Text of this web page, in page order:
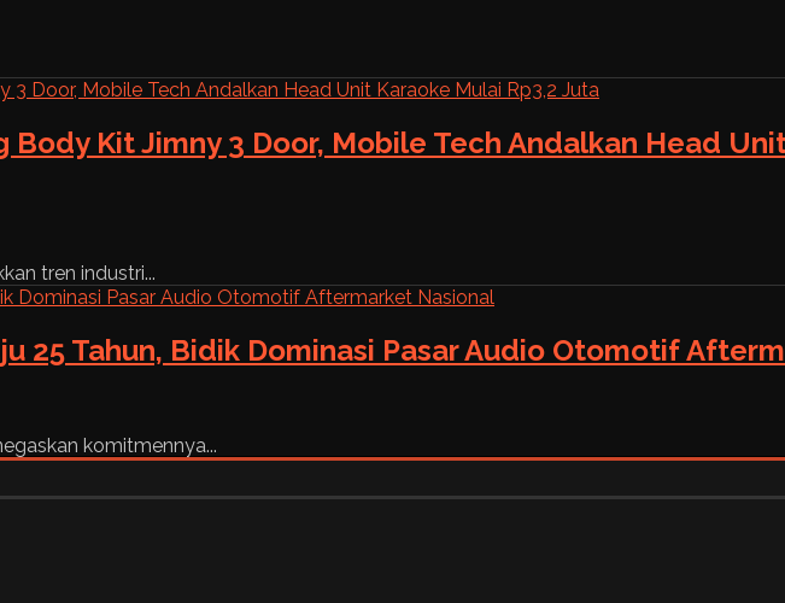
Body Kit Jimny 3 Door, Mobile Tech Andalkan Head
tren industri...
25 Tahun, Bidik Dominasi Pasar Audio Otomotif
komitmennya...